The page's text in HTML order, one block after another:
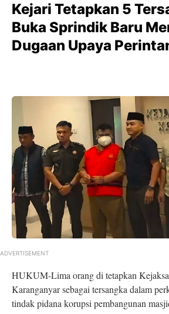
Kejari Tetapkan 5
Buka Sprindik Baru
Dugaan Upaya
ADVERTISEMENT
HUKUM-Lima orang di tetapkan
Karanganyar sebagai tersangka dalam
tindak pidana korupsi pembangunan